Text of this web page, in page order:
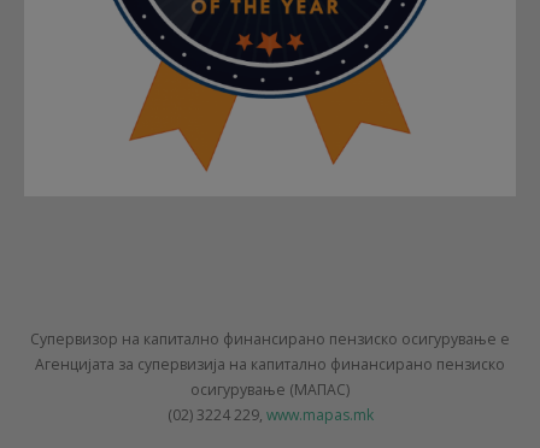
Супервизор на капитално финансирано пензиско осигурување е
Агенцијата за супервизија на капитално финансирано пензиско
осигурување (МАПАС)
(02) 3224 229, www.mapas.mk